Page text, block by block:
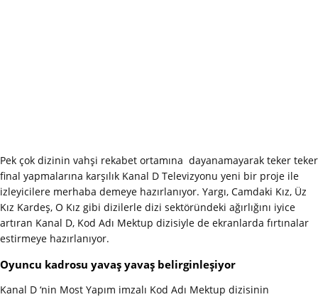
Pek çok dizinin vahşi rekabet ortamına dayanamayarak teker teker
final yapmalarına karşılık Kanal D Televizyonu yeni bir proje ile
izleyicilere merhaba demeye hazırlanıyor. Yargı, Camdaki Kız, Üz
Kız Kardeş, O Kız gibi dizilerle dizi sektöründeki ağırlığını iyice
artıran Kanal D, Kod Adı Mektup dizisiyle de ekranlarda fırtınalar
estirmeye hazırlanıyor.
Oyuncu kadrosu yavaş yavaş belirginleşiyor
Kanal D ‘nin Most Yapım imzalı Kod Adı Mektup dizisinin